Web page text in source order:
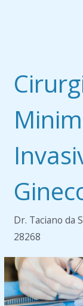
Dr. Taciano da
28268